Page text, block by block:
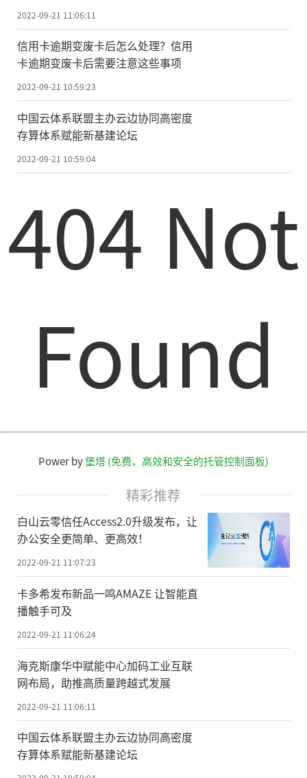
2022-09-21 11:06:11
信用卡逾期变废卡后怎么处理？信用
卡逾期变废卡后需要注意这些事项
2022-09-21 10:59:23
中国云体系联盟主办云边协同高密度
存算体系赋能新基建论坛
2022-09-21 10:59:04
404 Not
Found
Power by堡塔 (免费，高效和安全的托管控制面板)
精彩推荐
白山云零信任Access2.0升级发布，让
办公安全更简单、更高效！
2022-09-21 11:07:23
卡多希发布新品一鸣AMAZE 让智能直
播触手可及
2022-09-21 11:06:24
海克斯康华中赋能中心加码工业互联
网布局，助推高质量跨越式发展
2022-09-21 11:06:11
中国云体系联盟主办云边协同高密度
存算体系赋能新基建论坛